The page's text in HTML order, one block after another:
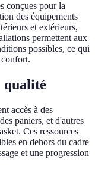
conçues pour la
des équipements
et extérieurs,
permettent aux
possibles, ce qui
qualité
accès à des
paniers, et d'autres
Ces ressources
en dehors du cadre
et une progression